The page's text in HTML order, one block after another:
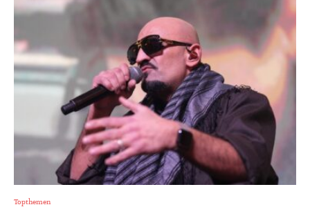
Topthemen